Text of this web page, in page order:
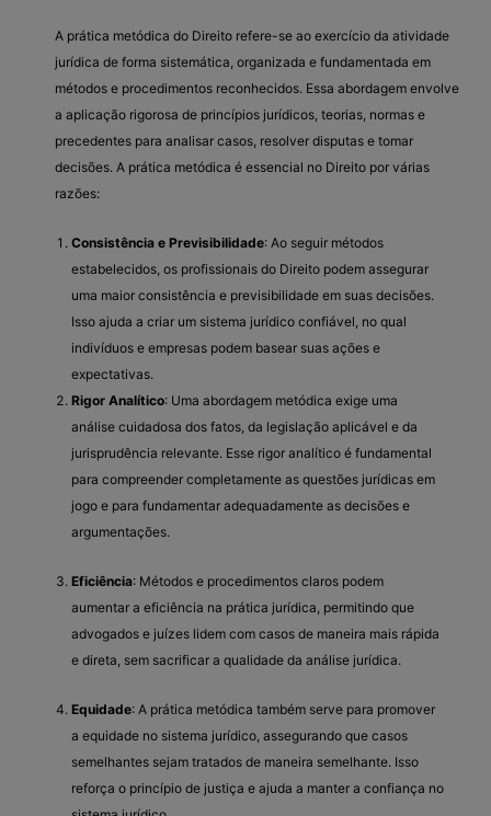
A prática metódica do Direito refere-se ao exercício da atividade
jurídica de forma sistemática, organizada e fundamentada em
métodos e procedimentos reconhecidos. Essa abordagem envolve
a aplicação rigorosa de princípios jurídicos, teorias, normas e
precedentes para analisar casos, resolver disputas e tomar
decisões. A prática metódica é essencial no Direito por várias
razões:
Consistência e Previsibilidade: Ao seguir métodos
estabelecidos, os profissionais do Direito podem assegurar
uma maior consistência e previsibilidade em suas decisões.
Isso ajuda a criar um sistema jurídico confiável, no qual
indivíduos e empresas podem basear suas ações e
expectativas.
Rigor Analítico: Uma abordagem metódica exige uma
análise cuidadosa dos fatos, da legislação aplicável e da
jurisprudência relevante. Esse rigor analítico é fundamental
para compreender completamente as questões jurídicas em
jogo e para fundamentar adequadamente as decisões e
argumentações.
Eficiência: Métodos e procedimentos claros podem
aumentar a eficiência na prática jurídica, permitindo que
advogados e juízes lidem com casos de maneira mais rápida
e direta, sem sacrificar a qualidade da análise jurídica.
Equidade: A prática metódica também serve para promover
a equidade no sistema jurídico, assegurando que casos
semelhantes sejam tratados de maneira semelhante. Isso
reforça o princípio de justiça e ajuda a manter a confiança no